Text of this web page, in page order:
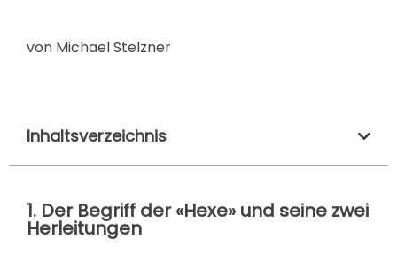
von Michael Stelzner
Inhaltsverzeichnis
1. Der Begriff der «Hexe» und seine zwei
Herleitungen